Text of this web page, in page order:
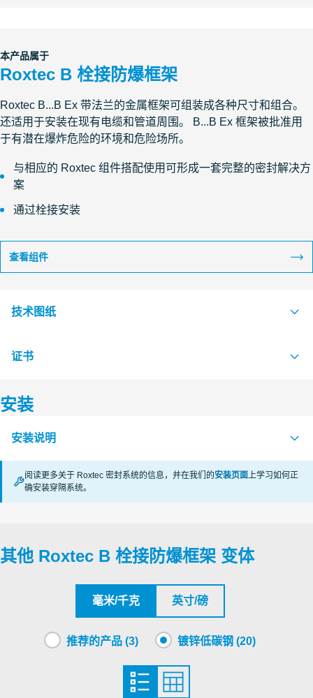
本产品属于
Roxtec B 栓接防爆框架
Roxtec B...B Ex 带法兰的金属框架可组装成各种尺寸和组合。
还适用于安装在现有电缆和管道周围。 B...B Ex 框架被批准用
于有潜在爆炸危险的环境和危险场所。
与相应的 Roxtec 组件搭配使用可形成一套完整的密封解决方
案
通过栓接安装
查看组件
技术图纸
S1016534 B FRAME EX COMBINATION FRAME
证书
认证机构
CSA
CSA
LLC SERTIS-CENTER
Roxtec International AB
安装
安装说明
FRAMES Ex (en)
阅读更多关于 Roxtec 密封系统的信息，并在我们的安装页面上学习如何正
确安装穿隔系统。
其他 Roxtec B 栓接防爆框架 变体
毫米/千克 英寸/磅
推荐的产品 (3) 镀锌低碳钢 (20)